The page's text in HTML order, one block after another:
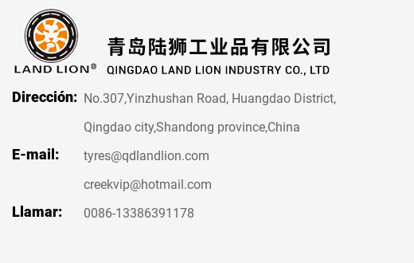
Dirección: No.307,Yinzhushan Road, Huangdao District,
Qingdao city,Shandong province,China
E-mail:
tyres@qdlandlion.com
creekvip@hotmail.com
Llamar: 0086-13386391178